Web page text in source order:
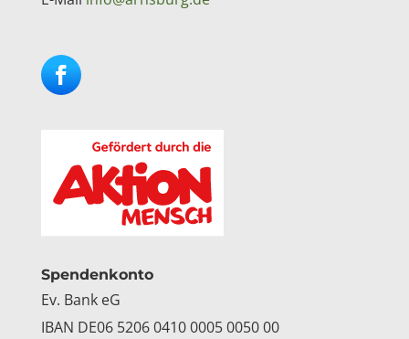
Spendenkonto
Ev. Bank eG
IBAN DE06 5206 0410 0005 0050 00